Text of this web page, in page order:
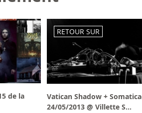
de la
RETOUR SUR
Vatican Shadow +
24/05/2013 @ Villette S...